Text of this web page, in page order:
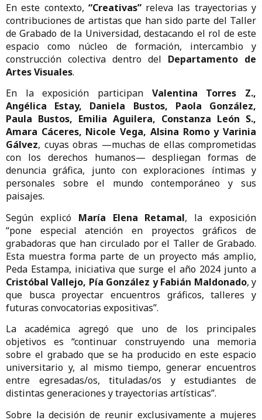
En este contexto, “Creativas”releva las trayectorias y
contribuciones de artistas que han sido parte del Taller
de Grabado de la Universidad, destacando el rol de este
espacio como núcleo de formación, intercambio y
construcción colectiva dentro del Departamento de
Artes Visuales.
En la exposición participan Valentina Torres Z.,
Angélica Estay, Daniela Bustos, Paola González,
Paula Bustos, Emilia Aguilera, Constanza León S.,
Amara Cáceres, Nicole Vega, Alsina Romo y Varinia
Gálvez, cuyas obras —muchas de ellas comprometidas
con los derechos humanos— despliegan formas de
denuncia gráfica, junto con exploraciones íntimas y
personales sobre el mundo contemporáneo y sus
paisajes.
Según explicó María Elena Retamal, la exposición
“pone especial atención en proyectos gráficos de
grabadoras que han circulado por el Taller de Grabado.
Esta muestra forma parte de un proyecto más amplio,
Peda Estampa, iniciativa que surge el año 2024 junto a
Cristóbal Vallejo, Pía González y Fabián Maldonado, y
que busca proyectar encuentros gráficos, talleres y
futuras convocatorias expositivas”.
La académica agregó que uno de los principales
objetivos es “continuar construyendo una memoria
sobre el grabado que se ha producido en este espacio
universitario y, al mismo tiempo, generar encuentros
entre egresadas/os, tituladas/os y estudiantes de
distintas generaciones y trayectorias artísticas”.
Sobre la decisión de reunir exclusivamente a mujeres